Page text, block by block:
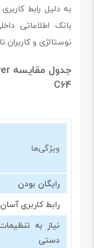
به دلیل رابط
بانک اطلاعاتی
نوستالژی و
C64
ویژگی‌ها
رایگان بودن
رابط کاربری آسان
نیاز به
دستی